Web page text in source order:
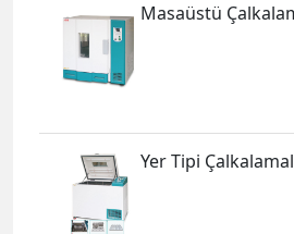
Masaüstü
Yer Tipi